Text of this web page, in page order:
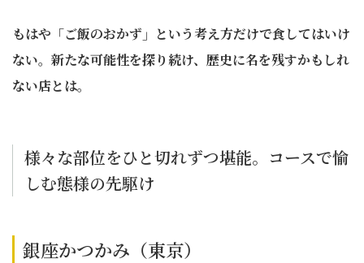
もはや「ご飯のおかず」という考え方だけで食してはいけ
ない。新たな可能性を探り続け、歴史に名を残すかもしれ
ない店とは。
様々な部位をひと切れずつ堪能。コースで愉
しむ態様の先駆け
銀座かつかみ（東京）